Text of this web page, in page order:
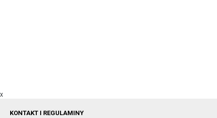
X
KONTAKT I REGULAMINY